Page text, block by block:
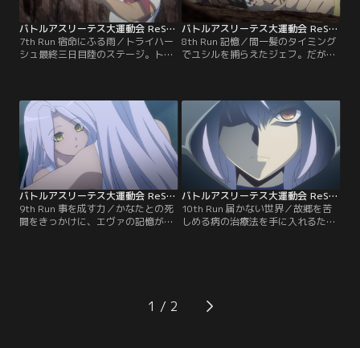
バトルアスリーテス大運動会 ReSTART！ 第07話
7th Run 宿命にふる雨／トライハー
シュ最終三日目陸のステージ。トッ
選手たちを足止め。リディアに追い
つくまいとしていたヤナも、追いつ
かざるを得なくなった。そしてヤナ
は、ユシルの声にうながされるま
ま、隠し持っていた銃をリディアに
向ける。
バトルアスリーテス大運動会 ReSTART！ 第08話
8th Run 記憶／間一髪のタイミング
でユシルを捕らえたジェフ。だが、
なたは最後の難関・絶望の荒野で、
エヴァと死闘を繰り広げる。転倒
し、一度はあきらめかけるかなたの
脳裏に、おばあちゃんとの想い出が
よみがえってくる。
バトルアスリーテス大運動会 ReSTART！ 第09話
9th Run 事を成す力／かなたとの死
闘をきっかけに、エヴァの記憶がよ
だったのだ。その太陽系管理委員会
は、現在のエヴァは不良品とみて、
バトルアスリーテス大運動会 ReSTART！ 第10話
10th Run 届かない世界／故郷を苦
しめる病の治療法を手に入れるた
ち。調整を受けられていないエヴァ
は、力を発揮できず競技中に意識を
1